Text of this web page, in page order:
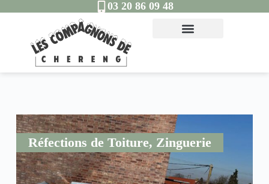
03 20 86 09 48
Réfections de Toiture, Zinguerie